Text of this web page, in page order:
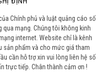
Chính phủ và luật quảng cáo số
qua mạng. Chúng tôi không kinh
internet. Website chỉ là kênh
sản phẩm và cho mức giá tham
cần hỗ trợ xin vui lòng liên hệ số
trực tiếp. Chân thành cảm ơn !